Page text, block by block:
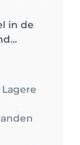
in de
is
Lagere